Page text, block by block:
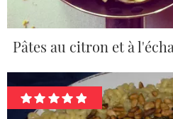
Pâtes au citron et à